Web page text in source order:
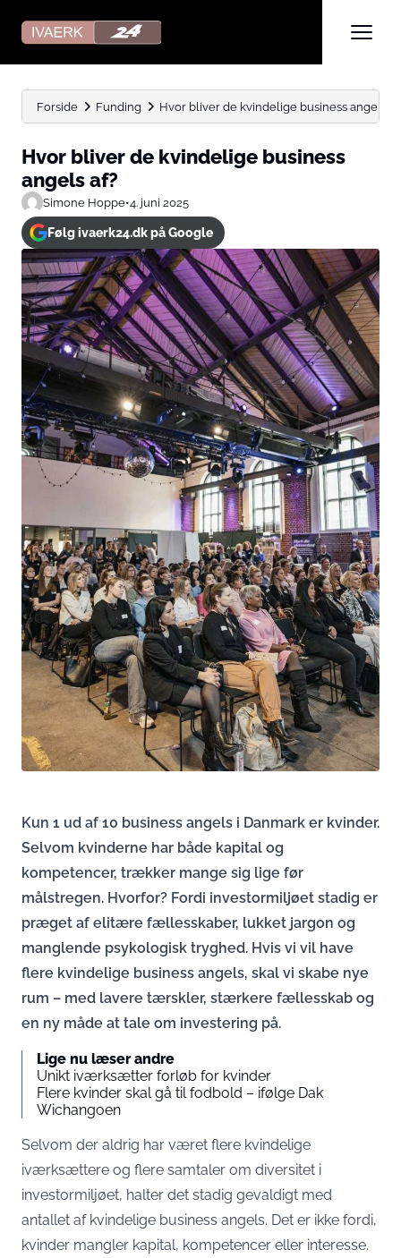
Forside Funding Hvor bliver de kvindelige business angels
Hvor bliver de kvindelige business
angels af?
Simone Hoppe•4. juni 2025
Følg ivaerk24.dk på Google
Kun 1 ud af 10 business angels i Danmark er kvinder.
Selvom kvinderne har både kapital og
kompetencer, trækker mange sig lige før
målstregen. Hvorfor? Fordi investormiljøet stadig er
præget af elitære fællesskaber, lukket jargon og
manglende psykologisk tryghed. Hvis vi vil have
flere kvindelige business angels, skal vi skabe nye
rum – med lavere tærskler, stærkere fællesskab og
en ny måde at tale om investering på.
Lige nu læser andre
Unikt iværksætter forløb for kvinder
Flere kvinder skal gå til fodbold – ifølge Dak
Wichangoen
Selvom der aldrig har været flere kvindelige
iværksættere og flere samtaler om diversitet i
investormiljøet, halter det stadig gevaldigt med
antallet af kvindelige business angels. Det er ikke fordi,
kvinder mangler kapital, kompetencer eller interesse.